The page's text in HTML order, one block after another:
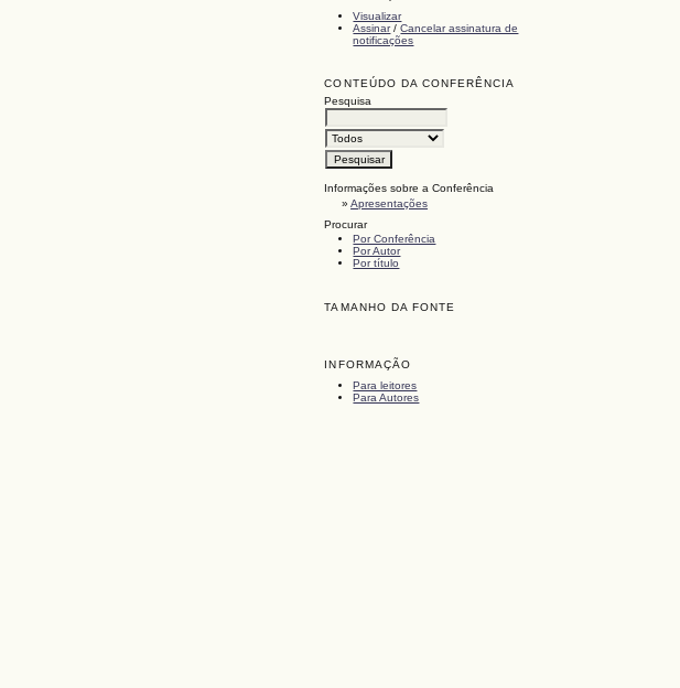
Visualizar
Assinar/Cancelar assinatura de
notificações
CONTEÚDO DA CONFERÊNCIA
Pesquisa
Informações sobre a Conferência
»Apresentações
Procurar
Por Conferência
Por Autor
Por título
TAMANHO DA FONTE
INFORMAÇÃO
Para leitores
Para Autores